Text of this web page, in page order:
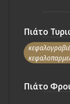
Πιάτο
Πιάτο